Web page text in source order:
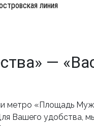
линия
—
«Площадь
Вашего удобства,